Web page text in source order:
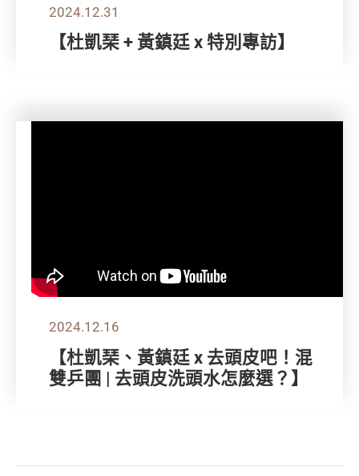
2024.12.31
【杜凱琹 + 黃鎮廷 x 特別專訪】
2024.12.16
【杜凱琹、黃鎮廷 x 去頭皮吧！混
雙乒團 | 去頭皮洗頭水怎麼選？】